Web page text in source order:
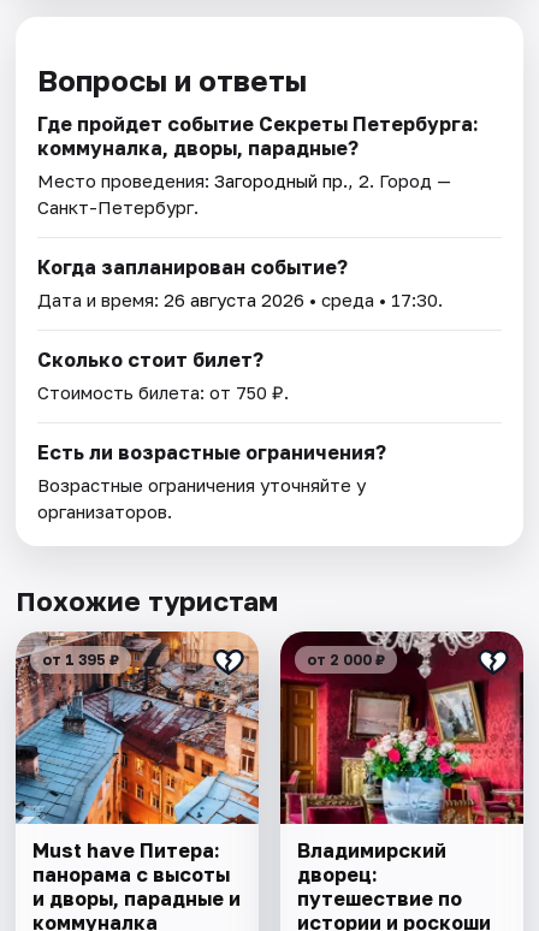
Вопросы и ответы
Где пройдет событие Секреты Петербурга:
коммуналка, дворы, парадные?
Место проведения:Загородный пр., 2. Город —
Санкт-Петербург.
Когда запланирован событие?
Дата и время:26 августа 2026 • среда • 17:30.
Сколько стоит билет?
Стоимость билета: от 750 ₽.
Есть ли возрастные ограничения?
Возрастные ограничения уточняйте у
организаторов.
Похожие туристам
от 1 395 ₽
Must have Питера:
панорама с высоты
и дворы, парадные и
коммуналка
от 2 000 ₽
Владимирский
дворец:
путешествие по
истории и роскоши